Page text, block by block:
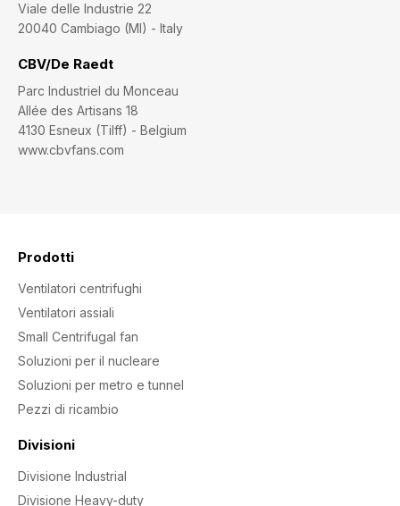
Viale delle Industrie 22
20040 Cambiago (MI) - Italy
CBV/De Raedt
Parc Industriel du Monceau
Allée des Artisans 18
4130 Esneux (Tilff) - Belgium
www.cbvfans.com
Prodotti
Ventilatori centrifughi
Ventilatori assiali
Small Centrifugal fan
Soluzioni per il nucleare
Soluzioni per metro e tunnel
Pezzi di ricambio
Divisioni
Divisione Industrial
Divisione Heavy-duty